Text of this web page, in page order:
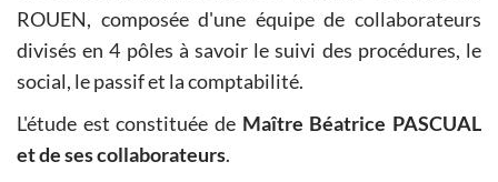
ROUEN, composée d'une équipe de collaborateurs
divisés en 4 pôles à savoir le suivi des procédures, le
social, le passif et la comptabilité.
L'étude est constituée de Maître Béatrice PASCUAL
et de ses collaborateurs.